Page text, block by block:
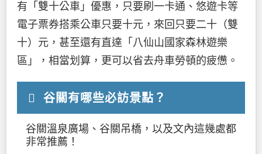
有「雙十公車」優惠，只要刷一卡通、悠遊卡等
電子票券搭乘公車只要十元，來回只要二十（雙
十）元，甚至還有直達「八仙山國家森林遊樂
區」，相當划算，更可以省去舟車勞頓的疲憊。
谷關有哪些必訪景點？
谷關溫泉廣場、谷關吊橋，以及文內這幾處都
非常推薦！